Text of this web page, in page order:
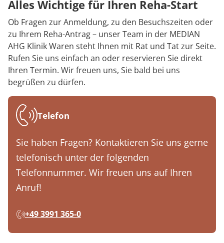
Alles Wichtige für Ihren Reha-Start
Ob Fragen zur Anmeldung, zu den Besuchszeiten oder
zu Ihrem Reha-Antrag – unser Team in der MEDIAN
AHG Klinik Waren steht Ihnen mit Rat und Tat zur Seite.
Rufen Sie uns einfach an oder reservieren Sie direkt
Ihren Termin. Wir freuen uns, Sie bald bei uns
begrüßen zu dürfen.
Telefon
Sie haben Fragen? Kontaktieren Sie uns gerne
telefonisch unter der folgenden
Telefonnummer. Wir freuen uns auf Ihren
Anruf!
+49 3991 365-0